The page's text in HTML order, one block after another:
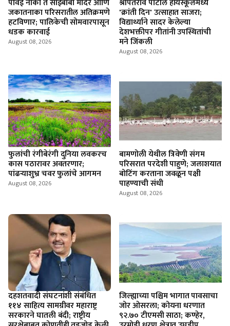
पोवई नाका ते साईबाबा मंदिर आणि
जकातनाका परिसरातील अतिक्रमणे
हटविणार; पालिकेची सोमवारपासून
धडक कारवाई
August 08, 2026
श्रीपतराव पाटील हायस्कूलमध्ये
'क्रांती दिन' उत्साहात साजरा;
विद्यार्थ्याने सादर केलेल्या
देशभक्तीपर गीतांनी उपस्थितांची
मने जिंकली
August 08, 2026
फुलांची रंगीबेरंगी दुनिया लवकरच
कास पठारावर अवतरणार;
पांढऱ्याशुभ्र चवर फुलांचे आगमन
August 08, 2026
बामणोली येथील त्रिवेणी संगम
परिसरात परदेशी पाहुणे; जलाशयात
बोटिंग करताना जवळून पक्षी
पाहण्याची संधी
August 08, 2026
दहशतवादी संघटनांशी संबंधित
११४ साहित्य सामग्रीवर महाराष्ट्र
सरकारने घातली बंदी; राष्ट्रीय
जिल्ह्याच्या पश्चिम भागात पावसाचा
जोर ओसरला; कोयना धरणात
९२.७० टीएमसी साठा; कण्हेर,